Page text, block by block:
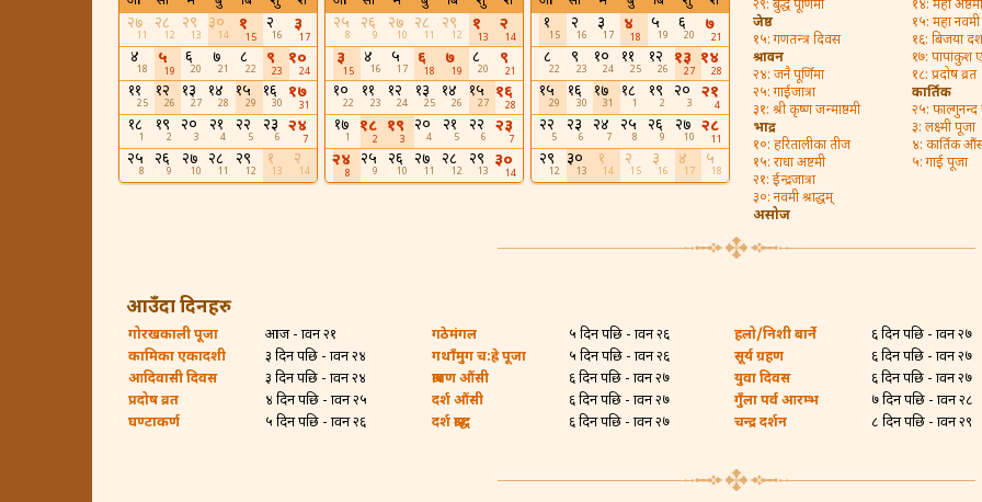
२७
11
२८
12
२९
13
३०
14
१
15
२
16
३
17
४
18
५
19
६
20
७
21
८
22
९
23
१०
24
११
25
१२
26
१३
27
१४
28
१५
29
१६
30
१७
31
१८
1
१९
2
२०
3
२१
4
२२
5
२३
6
२४
7
२५
8
२६
9
२७
10
२८
11
२९
12
१
13
२
14
२५
8
२६
9
२७
10
२८
11
२९
12
१
13
२
14
३
15
४
16
५
17
६
18
७
19
८
20
९
21
१०
22
११
23
१२
24
१३
25
१४
26
१५
27
१६
28
१७
1
१८
2
१९
3
२०
4
२१
5
२२
6
२३
7
२४
8
२५
9
२६
10
२७
11
२८
12
२९
13
३०
14
१
15
२
16
३
17
४
18
५
19
६
20
७
21
८
22
९
23
१०
24
११
25
१२
26
१३
27
१४
28
१५
29
१६
30
१७
31
१८
1
१९
2
२०
3
२१
4
२२
5
२३
6
२४
7
२५
8
२६
9
२७
10
२८
11
२९
12
३०
13
१
14
२
15
३
16
४
17
५
18
२९: बुद्ध पूर्णिमा
जेष्ठ
१५: गणतन्त्र दिवस
श्रावन
२४: जनै पूर्णिमा
२५: गाईजात्रा
३१: श्री कृष्ण जन्माष्ठमी
भाद्र
१०: हरितालीका तीज
१५: राधा अष्टमी
२१: ईन्द्रजात्रा
३०: नवमी श्राद्धम्
असोज
१४: महा अष्ठमी
१५: महा नवमी
१६: बिजया
१७: पापांकुश
१८: प्रदोष व्रत
कार्तिक
२५: फाल्गुनन्द
३: लक्ष्मी पूजा
४: कार्तिक
५: गाई पूजा
आउँदा दिनहरु
गोरखकाली पूजा
आज - श्रावन २१
कामिका एकादशी
३ दिन पछि - श्रावन २४
आदिवासी दिवस
३ दिन पछि - श्रावन २४
प्रदोष व्रत
४ दिन पछि - श्रावन २५
घण्टाकर्ण
५ दिन पछि - श्रावन २६
गठेमंगल
५ दिन पछि - श्रावन २६
गथाँमुग च:ह्रे पूजा
५ दिन पछि - श्रावन २६
श्रावण औंसी
६ दिन पछि - श्रावन २७
दर्श औंसी
६ दिन पछि - श्रावन २७
दर्श श्राद्ध
६ दिन पछि - श्रावन २७
हलो/निशी बार्ने
६ दिन पछि - श्रावन २७
सूर्य ग्रहण
६ दिन पछि - श्रावन २७
युवा दिवस
६ दिन पछि - श्रावन २७
गुँला पर्व आरम्भ
७ दिन पछि - श्रावन २८
चन्द्र दर्शन
८ दिन पछि - श्रावन २९